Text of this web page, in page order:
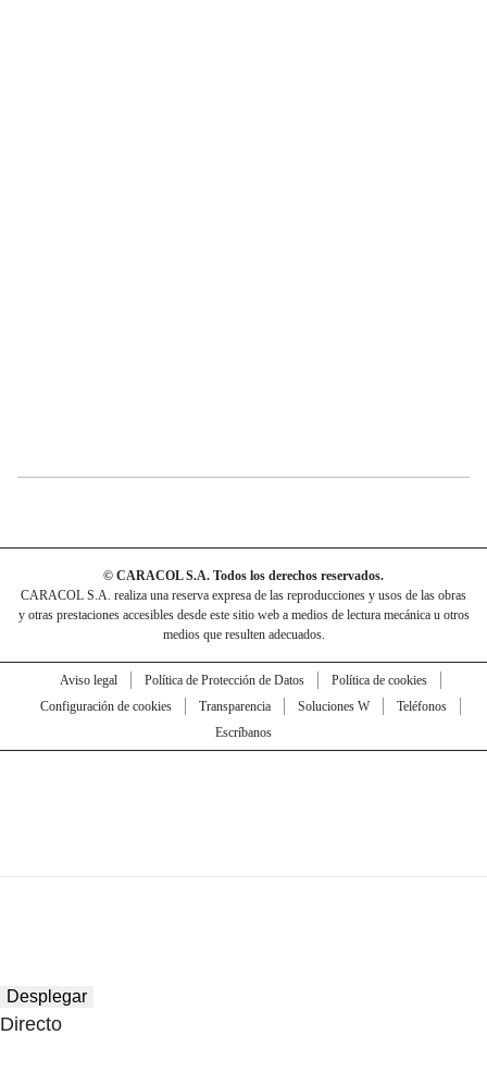
© CARACOL S.A. Todos los derechos reservados.
CARACOL S.A. realiza una reserva expresa de las reproducciones y usos de las obras
y otras prestaciones accesibles desde este sitio web a medios de lectura mecánica u otros
medios que resulten adecuados.
Aviso legal Política de Protección de Datos
Política de cookies
Configuración de cookies
Transparencia Soluciones W
Teléfonos
Escríbanos
Desplegar
Directo